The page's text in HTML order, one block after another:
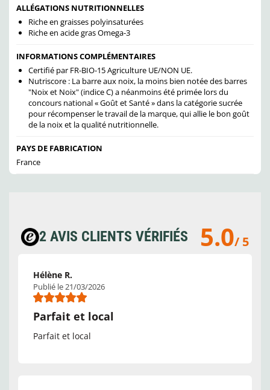
ALLÉGATIONS NUTRITIONNELLES
Riche en graisses polyinsaturées
Riche en acide gras Omega-3
INFORMATIONS COMPLÉMENTAIRES
Certifié par FR-BIO-15 Agriculture UE/NON UE.
Nutriscore : La barre aux noix, la moins bien notée des barres
"Noix et Noix" (indice C) a néanmoins été primée lors du
concours national « Goût et Santé » dans la catégorie sucrée
pour récompenser le travail de la marque, qui allie le bon goût
de la noix et la qualité nutritionnelle.
PAYS DE FABRICATION
France
2 AVIS CLIENTS VÉRIFIÉS 5.0/ 5
Hélène R.
Publié le 21/03/2026
Parfait et local
Parfait et local